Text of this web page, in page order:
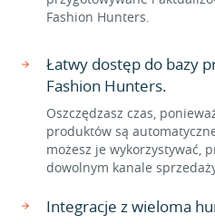
Fashion Hunters.
Łatwy dostęp do bazy
Fashion Hunters.
Oszczędzasz czas,
produktów są
możesz je wykorzystywać,
dowolnym kanale
Integracje z wieloma